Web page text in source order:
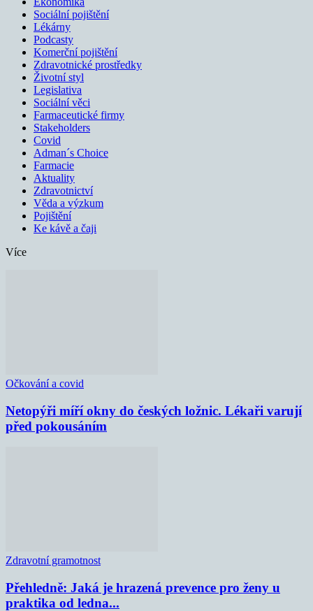
Sociální pojištění
Lékárny
Podcasty
Komerční pojištění
Zdravotnické prostředky
Životní styl
Legislativa
Sociální věci
Farmaceutické firmy
Stakeholders
Covid
Adman´s Choice
Farmacie
Aktuality
Zdravotnictví
Věda a výzkum
Pojištění
Ke kávě a čaji
Více
Očkování a covid
Netopýři míří okny do českých ložnic. Lékaři varují
před pokousáním
Zdravotní gramotnost
Přehledně: Jaká je hrazená prevence pro ženy u
praktika od ledna...